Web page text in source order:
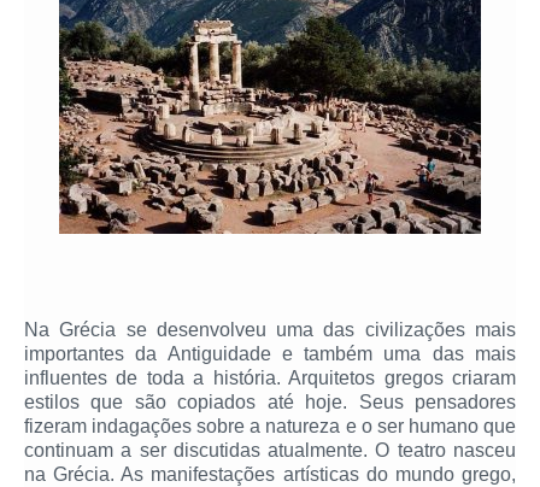
Na Grécia se desenvolveu uma das civilizações mais
importantes da Antiguidade e também uma das mais
influentes de toda a história. Arquitetos gregos criaram
estilos que são copiados até hoje. Seus pensadores
fizeram indagações sobre a natureza e o ser humano que
continuam a ser discutidas atualmente. O teatro nasceu
na Grécia. As manifestações artísticas do mundo grego,